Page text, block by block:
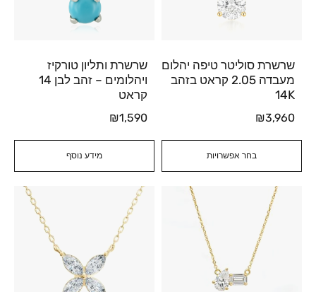
בחר אפשרויות
שרשרת סוליטר טיפה יהלום
מעבדה 2.05 קראט בזהב
14K
₪3,960
מידע נוסף
שרשרת ותליון טורקיז
ויהלומים – זהב לבן 14
קראט
₪1,590